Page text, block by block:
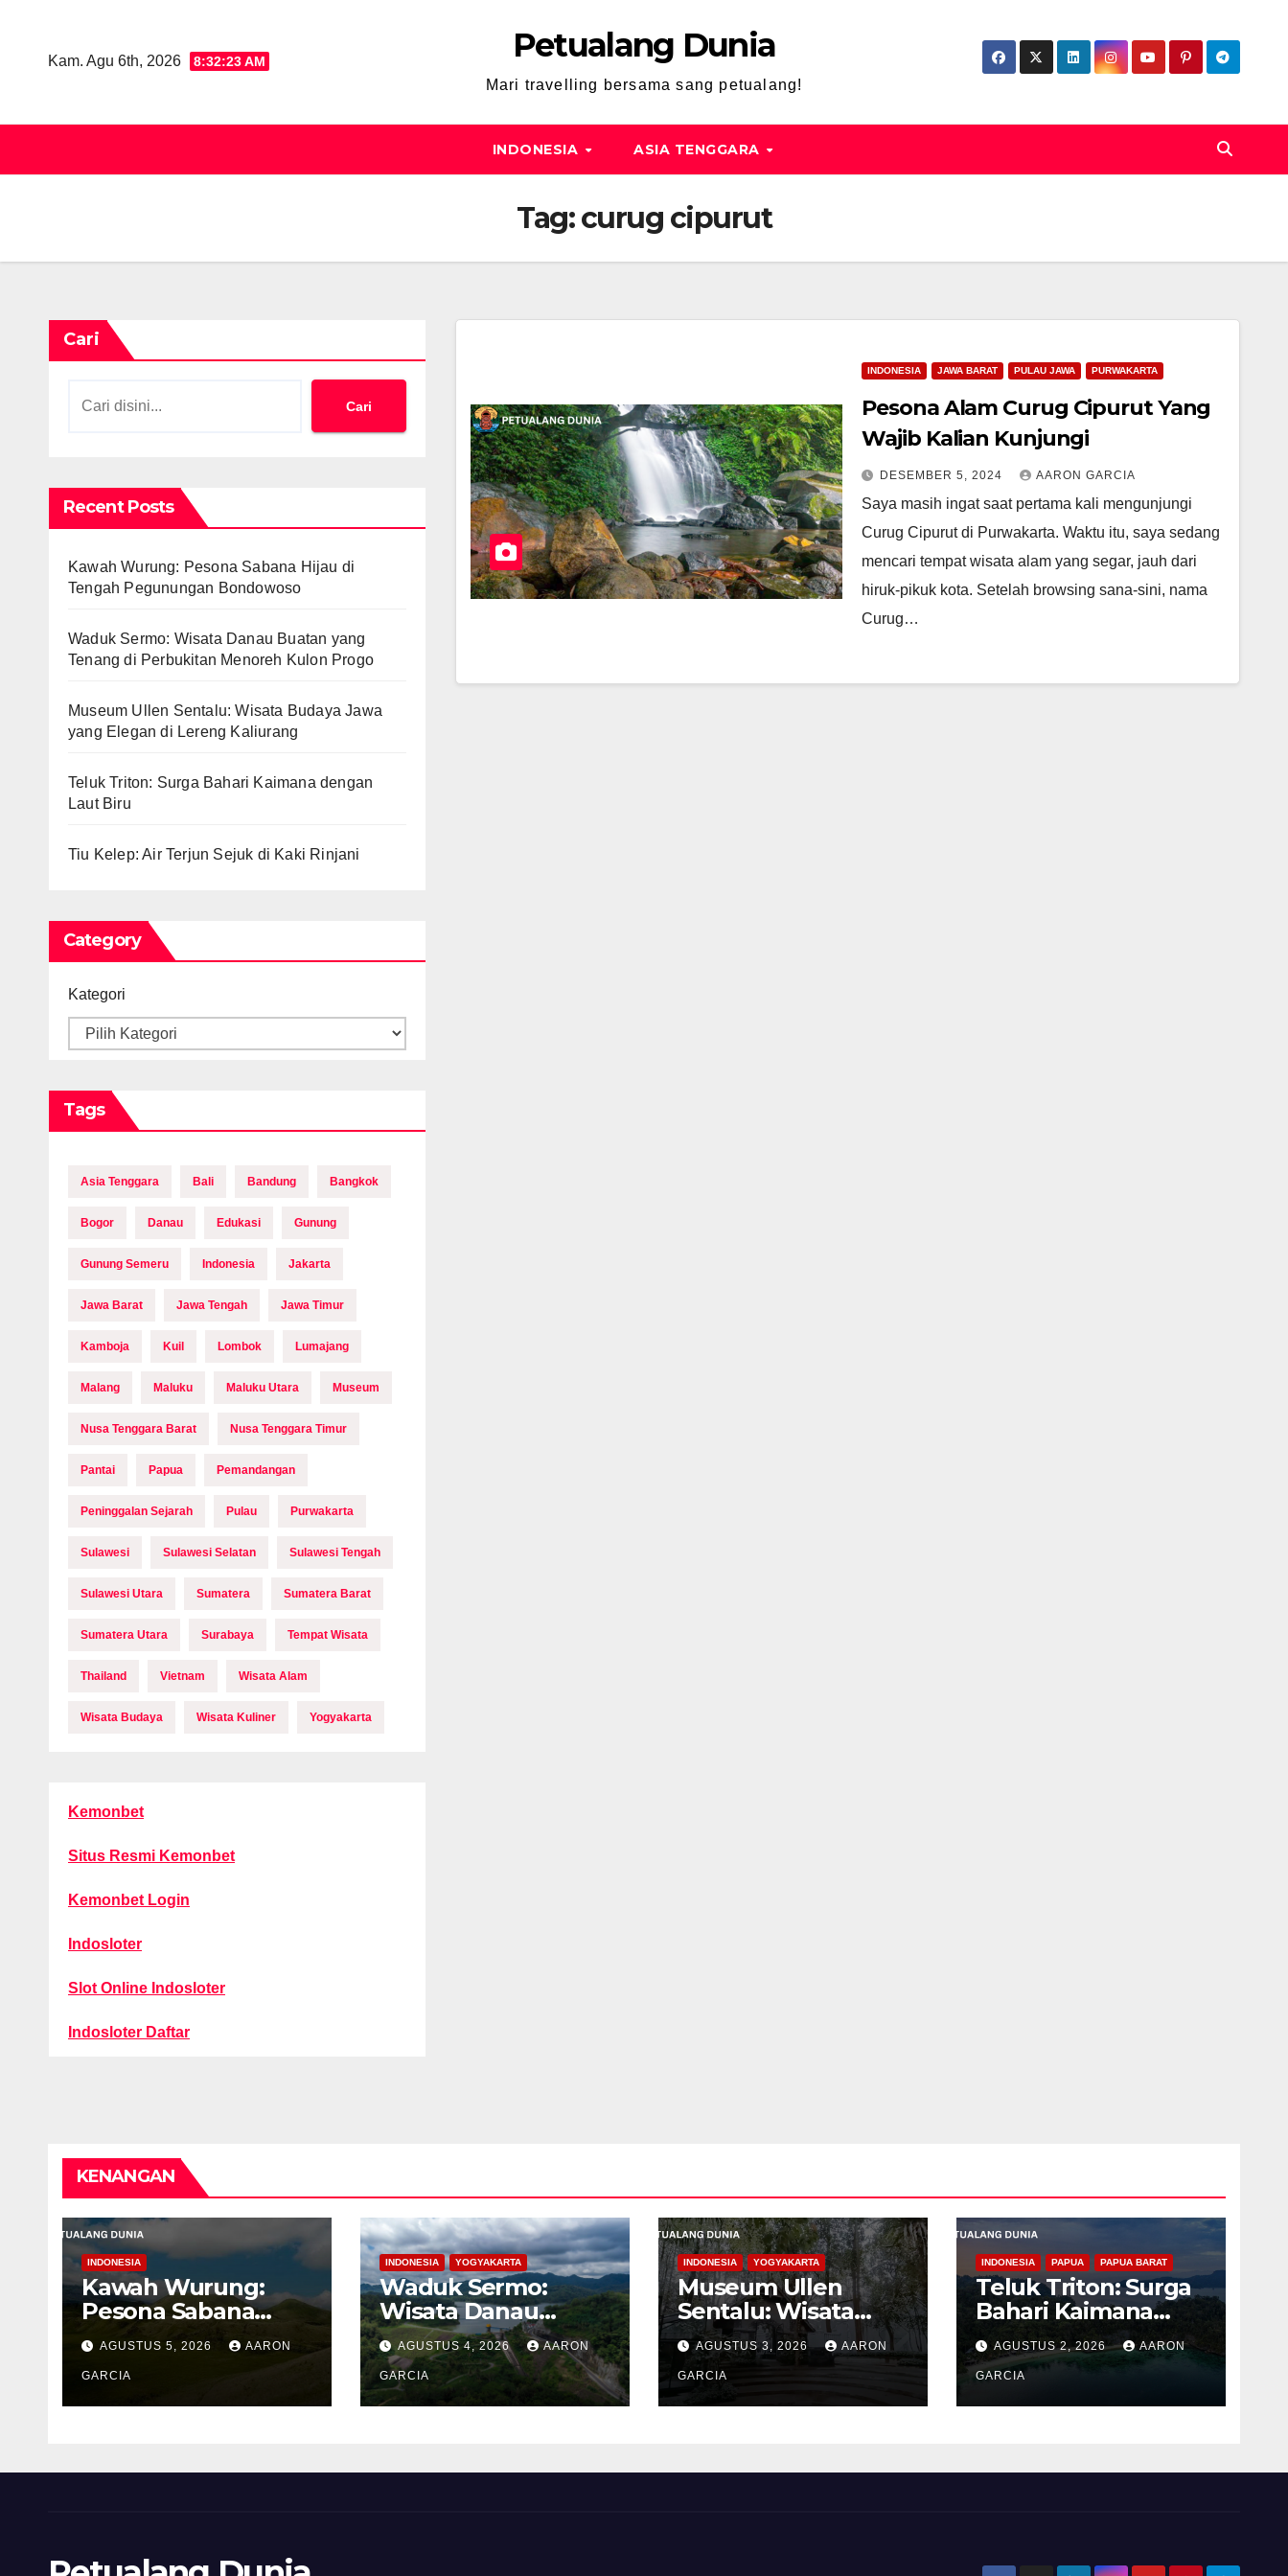
Kam. Agu 6th, 2026 8:32:23 AM Petualang Dunia
Mari travelling bersama sang petualang!
INDONESIA ASIA TENGGARA
Tag:curug cipurut
Cari
Cari
Recent Posts
Kawah Wurung: Pesona Sabana Hijau di
Tengah Pegunungan Bondowoso
Waduk Sermo: Wisata Danau Buatan yang
Tenang di Perbukitan Menoreh Kulon Progo
Museum Ullen Sentalu: Wisata Budaya Jawa
yang Elegan di Lereng Kaliurang
Teluk Triton: Surga Bahari Kaimana dengan
Laut Biru
Tiu Kelep: Air Terjun Sejuk di Kaki Rinjani
Category
Kategori
Tags
Asia Tenggara Bali Bandung Bangkok
Bogor Danau Edukasi Gunung
Gunung Semeru Indonesia Jakarta
Jawa Barat Jawa Tengah Jawa Timur
Kamboja Kuil Lombok Lumajang
Malang Maluku Maluku Utara Museum
Nusa Tenggara Barat Nusa Tenggara Timur
Pantai Papua Pemandangan
Peninggalan Sejarah Pulau Purwakarta
Sulawesi Sulawesi Selatan Sulawesi Tengah
Sulawesi Utara Sumatera Sumatera Barat
Sumatera Utara Surabaya Tempat Wisata
Thailand Vietnam Wisata Alam
Wisata Budaya Wisata Kuliner Yogyakarta
Kemonbet
Situs Resmi Kemonbet
Kemonbet Login
Indosloter
Slot Online Indosloter
Indosloter Daftar
INDONESIA JAWA BARAT PULAU JAWA PURWAKARTA
Pesona Alam Curug Cipurut Yang
Wajib Kalian Kunjungi
DESEMBER 5, 2024 AARON GARCIA
Saya masih ingat saat pertama kali mengunjungi
Curug Cipurut di Purwakarta. Waktu itu, saya sedang
mencari tempat wisata alam yang segar, jauh dari
hiruk-pikuk kota. Setelah browsing sana-sini, nama
Curug…
KENANGAN
INDONESIA
Kawah Wurung:
Pesona Sabana
Hijau di Tengah
Pegunungan
Bondowoso
AGUSTUS 5, 2026 AARON
GARCIA
INDONESIA YOGYAKARTA
Waduk Sermo:
Wisata Danau
Buatan yang
Tenang di
Perbukitan
Menoreh Kulon
AGUSTUS 4, 2026 AARON
GARCIA
INDONESIA YOGYAKARTA
Museum Ullen
Sentalu: Wisata
Budaya Jawa yang
Elegan di Lereng
Kaliurang
AGUSTUS 3, 2026 AARON
GARCIA
INDONESIA PAPUA PAPUA BARAT
Teluk Triton: Surga
Bahari Kaimana
dengan Laut Biru
AGUSTUS 2, 2026 AARON
GARCIA